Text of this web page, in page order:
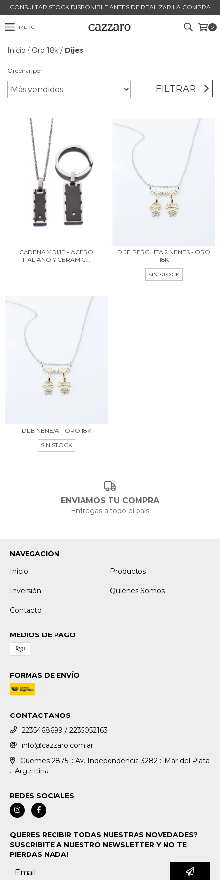
CONSULTAR STOCK DISPONIBLE ANTES DE REALIZAR LA COMPRA
MENÚ 0
Inicio / Oro 18k / Dijes
Ordenar por
FILTRAR
CADENA Y DIJE - ACERO
ITALIANO Y CERAMIC...
DIJE PERCHITA 2 NENES - ORO
18K
SIN STOCK
DIJE NENE/A - ORO 18K
SIN STOCK
ENVIAMOS TU COMPRA
Entregas a todo el país
NAVEGACIÓN
Inicio
Productos
Inversión Quiénes Somos
Contacto
MEDIOS DE PAGO
FORMAS DE ENVÍO
CONTACTANOS
2235468699 / 2235052163
info@cazzaro.com.ar
Guemes 2875 :: Av. Independencia 3282 :: Mar del Plata
:: Argentina
REDES SOCIALES
QUERES RECIBIR TODAS NUESTRAS NOVEDADES?
SUSCRIBITE A NUESTRO NEWSLETTER Y NO TE
PIERDAS NADA!